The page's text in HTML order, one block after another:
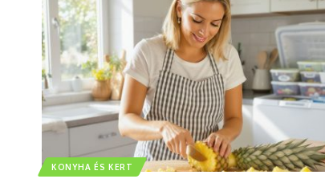
KONYHA ÉS KERT